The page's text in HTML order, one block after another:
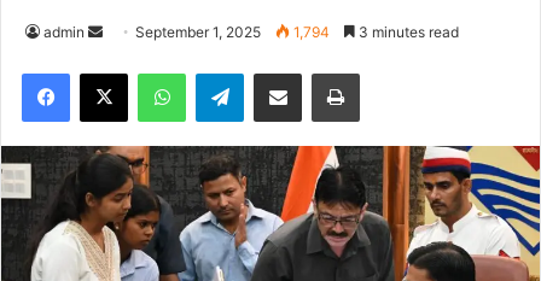
admin
n
d
a
e
m
a
September 1, 2025 1,794 3 minutes read
Telegram